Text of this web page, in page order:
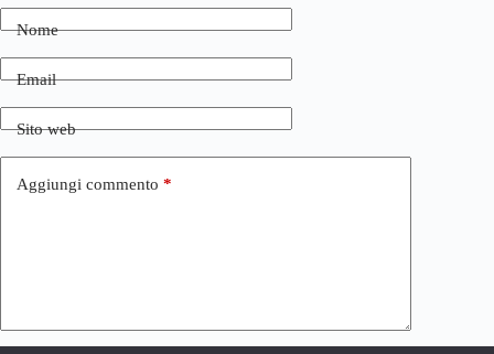
Nome
Email
Sito web
Aggiungi commento *